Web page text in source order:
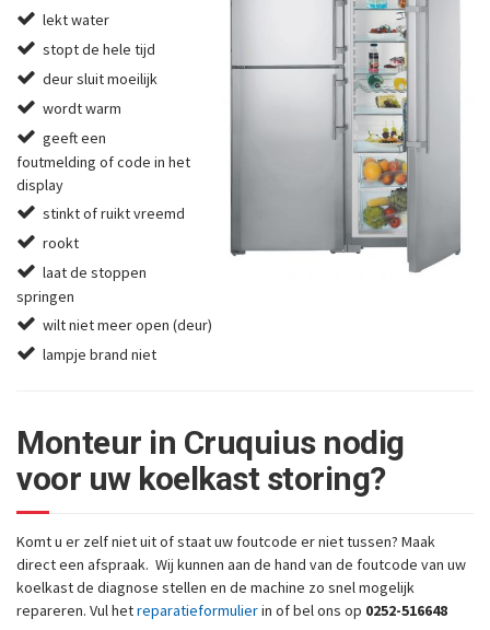
lekt water
stopt de hele tijd
deur sluit moeilijk
wordt warm
geeft een
foutmelding of code in het
display
stinkt of ruikt vreemd
rookt
laat de stoppen
springen
wilt niet meer open (deur)
lampje brand niet
Monteur in Cruquius nodig
voor uw koelkast storing?
Komt u er zelf niet uit of staat uw foutcode er niet tussen? Maak
direct een afspraak. Wij kunnen aan de hand van de foutcode van uw
koelkast de diagnose stellen en de machine zo snel mogelijk
repareren. Vul hetreparatieformulierin of bel ons op 0252-516648